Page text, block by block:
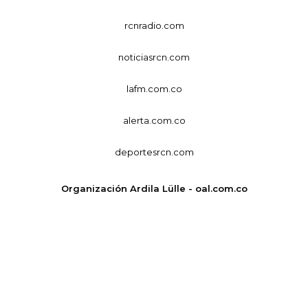
rcnradio.com
noticiasrcn.com
lafm.com.co
alerta.com.co
deportesrcn.com
Organización Ardila Lülle - oal.com.co